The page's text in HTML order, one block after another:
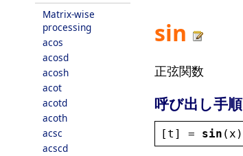
Matrix-wise
processing
acos
acosd
acosh
acot
acotd
acoth
acsc
acscd
sin
正弦関数
呼び出し手順
[ t ] = sin ( x )